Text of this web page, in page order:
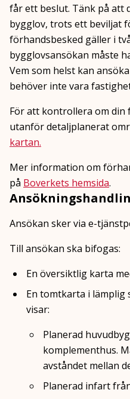
får ett beslut. Tänk på att
bygglov, trots ett beviljat
förhandsbesked gäller i
bygglovsansökan måste
Vem som helst kan
behöver inte vara
För att kontrollera om
utanför detaljplanerat
kartan.
Mer information om
på Boverkets hemsida.
Ansökan sker via e-
Till ansökan ska bifogas:
En översiktlig karta
En tomtkarta i lämplig
visar:
Planerad
komplementhus.
avståndet mellan
Planerad infart